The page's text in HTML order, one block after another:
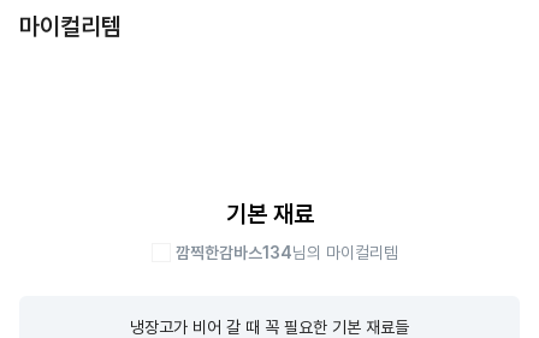
마이컬리템
기본 재료
깜찍한감바스134님의 마이컬리템
냉장고가 비어 갈 때 꼭 필요한 기본 재료들